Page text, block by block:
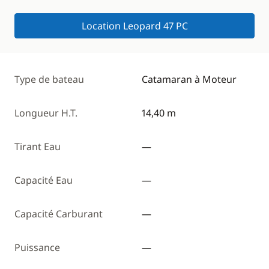
Location Leopard 47 PC
Type de bateau Catamaran à Moteur
Longueur H.T. 14,40 m
Tirant Eau —
Capacité Eau —
Capacité Carburant —
Puissance —